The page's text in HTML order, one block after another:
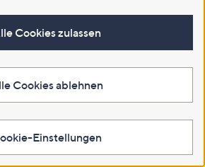
Cookies zulassen
Cookies ablehnen
Einstellungen